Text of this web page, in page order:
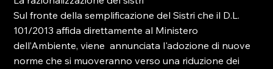
Sul fronte della semplificazione del Sistri che il D.L.
101/2013 affida direttamente al Ministero
dell’Ambiente, viene  annunciata l'adozione di nuove
norme che si muoveranno verso una riduzione dei